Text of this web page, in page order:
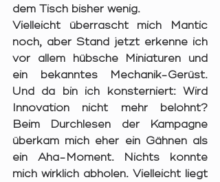
dem Tisch bisher wenig.
Vielleicht überrascht mich Mantic
noch, aber Stand jetzt erkenne ich
vor allem hübsche Miniaturen und
ein bekanntes Mechanik-Gerüst.
Und da bin ich konsterniert: Wird
Innovation nicht mehr belohnt?
Beim Durchlesen der Kampagne
überkam mich eher ein Gähnen als
ein Aha-Moment. Nichts konnte
mich wirklich abholen. Vielleicht liegt